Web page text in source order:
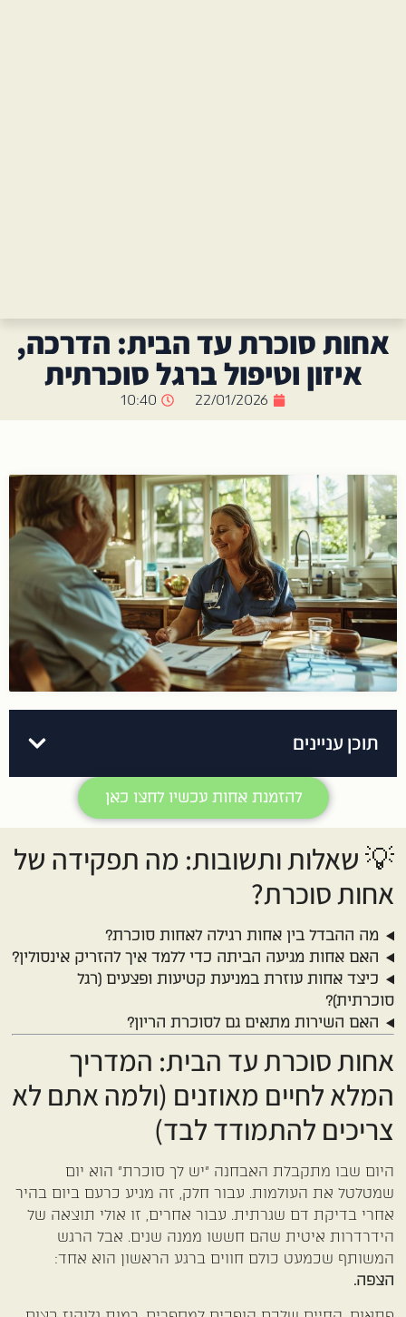
אחות סוכרת עד הבית: הדרכה,
איזון וטיפול ברגל סוכרתית
22/01/2026
10:40
תוכן עניינים
להזמנת אחות עכשיו לחצו כאן
💡 שאלות ותשובות: מה תפקידה של
אחות סוכרת?
מה ההבדל בין אחות רגילה לאחות סוכרת?
האם אחות מגיעה הביתה כדי ללמד איך להזריק אינסולין?
כיצד אחות עוזרת במניעת קטיעות ופצעים (רגל
סוכרתית)?
האם השירות מתאים גם לסוכרת הריון?
אחות סוכרת עד הבית: המדריך
המלא לחיים מאוזנים (ולמה אתם לא
צריכים להתמודד לבד)
היום שבו מתקבלת האבחנה "יש לך סוכרת" הוא יום
שמטלטל את העולמות. עבור חלק, זה מגיע כרעם ביום בהיר
אחרי בדיקת דם שגרתית. עבור אחרים, זו אולי תוצאה של
הידרדרות איטית שהם חששו ממנה שנים. אבל הרגש
המשותף שכמעט כולם חווים ברגע הראשון הוא אחד:
הצפה.